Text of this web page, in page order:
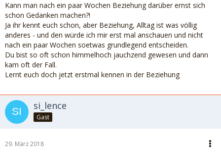
Kann man nach ein paar Wochen Beziehung darüber ernst sich
schon Gedanken machen?!
Ja ihr kennt euch schon, aber Beziehung, Alltag ist was völlig
anderes - und den würde ich mir erst mal anschauen und nicht
nach ein paar Wochen soetwas grundlegend entscheiden.
Du bist so oft schon himmelhoch jauchzend gewesen und dann
kam oft der Fall.
Lernt euch doch jetzt erstmal kennen in der Beziehung
si_lence
Gast
29. März 2018